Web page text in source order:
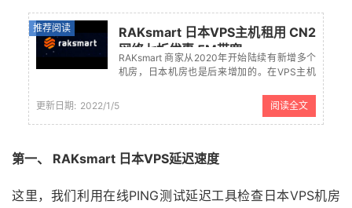
推荐阅读
RAKsmart 日本VPS主机租用 CN2
网络七折优惠 5M带宽
RAKsmart 商家从2020年开始陆续有新增多个
机房，日本机房也是后来增加的。在VPS主机
CN2优化线路，起步配置40GB硬盘、1GB内
存、5M带宽不限制流量。如果我们有需要日本
VPS租用的可以...
更新日期: 2022/1/5 阅读全文
第一、 RAKsmart 日本VPS延迟速度
这里，我们利用在线PING测试延迟工具检查日本VPS机房